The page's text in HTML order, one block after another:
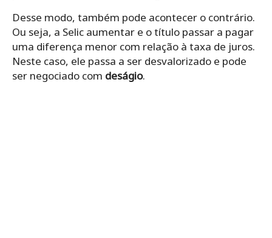
Desse modo, também pode acontecer o contrário.
Ou seja, a Selic aumentar e o título passar a pagar
uma diferença menor com relação à taxa de juros.
Neste caso, ele passa a ser desvalorizado e pode
ser negociado com deságio.